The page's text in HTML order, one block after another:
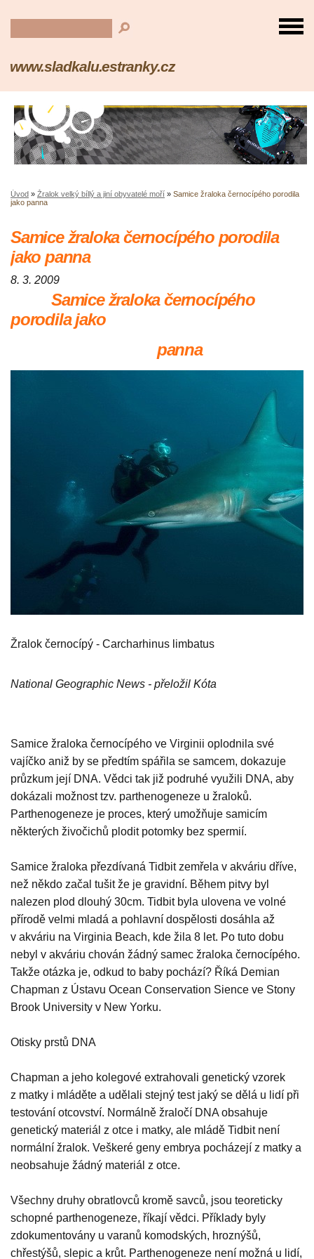
www.sladkalu.estranky.cz
Úvod » Žralok velký bíllý a jiní obyvatelé moří » Samice žraloka černocípého porodila
jako panna
Samice žraloka černocípého porodila
jako panna
8. 3. 2009
Samice žraloka černocípého
porodila jako
panna
Žralok černocípý - Carcharhinus limbatus
National Geographic News - přeložil Kóta
Samice žraloka černocípého ve Virginii oplodnila své
vajíčko aniž by se předtím spářila se samcem, dokazuje
průzkum její DNA. Vědci tak již podruhé využili DNA, aby
dokázali možnost tzv. parthenogeneze u žraloků.
Parthenogeneze je proces, který umožňuje samicím
některých živočichů plodit potomky bez spermií.
Samice žraloka přezdívaná Tidbit zemřela v akváriu dříve,
než někdo začal tušit že je gravidní. Během pitvy byl
nalezen plod dlouhý 30cm. Tidbit byla ulovena ve volné
přírodě velmi mladá a pohlavní dospělosti dosáhla až
v akváriu na Virginia Beach, kde žila 8 let. Po tuto dobu
nebyl v akváriu chován žádný samec žraloka černocípého.
Takže otázka je, odkud to baby pochází? Říká Demian
Chapman z Ústavu Ocean Conservation Sience ve Stony
Brook University v New Yorku.
Otisky prstů DNA
Chapman a jeho kolegové extrahovali genetický vzorek
z matky i mláděte a udělali stejný test jaký se dělá u lidí při
testování otcovství. Normálně žraločí DNA obsahuje
genetický materiál z otce i matky, ale mládě Tidbit není
normální žralok. Veškeré geny embrya pocházejí z matky a
neobsahuje žádný materiál z otce.
Všechny druhy obratlovců kromě savců, jsou teoreticky
schopné parthenogeneze, říkají vědci. Příklady byly
zdokumentovány u varanů komodských, hroznýšů,
chřestýšů, slepic a krůt. Parthenogeneze není možná u lidí,